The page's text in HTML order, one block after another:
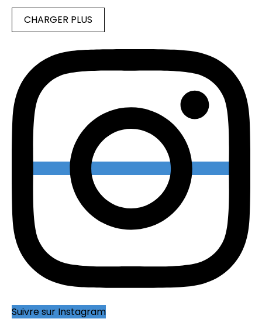
CHARGER PLUS
Suivre sur Instagram